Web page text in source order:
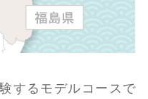
するモデルコースで